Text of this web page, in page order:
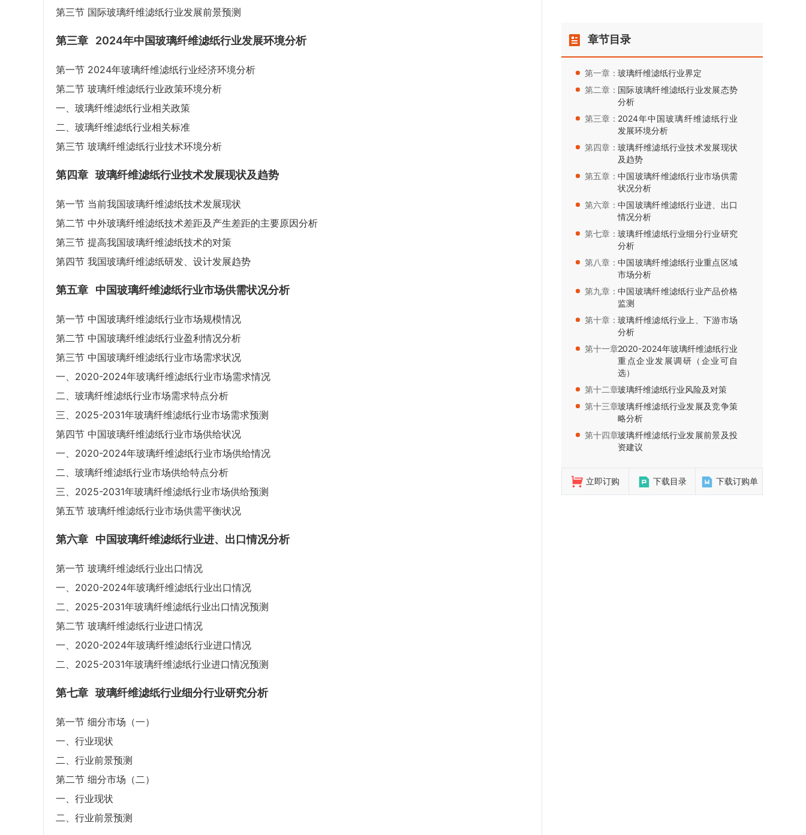
第三节 国际玻璃纤维滤纸行业发展前景预测
第三章 2024年中国玻璃纤维滤纸行业发展环境分析
第一节 2024年玻璃纤维滤纸行业经济环境分析
第二节 玻璃纤维滤纸行业政策环境分析
一、玻璃纤维滤纸行业相关政策
二、玻璃纤维滤纸行业相关标准
第三节 玻璃纤维滤纸行业技术环境分析
第四章 玻璃纤维滤纸行业技术发展现状及趋势
第一节 当前我国玻璃纤维滤纸技术发展现状
第二节 中外玻璃纤维滤纸技术差距及产生差距的主要原因分析
第三节 提高我国玻璃纤维滤纸技术的对策
第四节 我国玻璃纤维滤纸研发、设计发展趋势
第五章 中国玻璃纤维滤纸行业市场供需状况分析
第一节 中国玻璃纤维滤纸行业市场规模情况
第二节 中国玻璃纤维滤纸行业盈利情况分析
第三节 中国玻璃纤维滤纸行业市场需求状况
一、2020-2024年玻璃纤维滤纸行业市场需求情况
二、玻璃纤维滤纸行业市场需求特点分析
三、2025-2031年玻璃纤维滤纸行业市场需求预测
第四节 中国玻璃纤维滤纸行业市场供给状况
一、2020-2024年玻璃纤维滤纸行业市场供给情况
二、玻璃纤维滤纸行业市场供给特点分析
三、2025-2031年玻璃纤维滤纸行业市场供给预测
第五节 玻璃纤维滤纸行业市场供需平衡状况
第六章 中国玻璃纤维滤纸行业进、出口情况分析
第一节 玻璃纤维滤纸行业出口情况
一、2020-2024年玻璃纤维滤纸行业出口情况
二、2025-2031年玻璃纤维滤纸行业出口情况预测
第二节 玻璃纤维滤纸行业进口情况
一、2020-2024年玻璃纤维滤纸行业进口情况
二、2025-2031年玻璃纤维滤纸行业进口情况预测
第七章 玻璃纤维滤纸行业细分行业研究分析
第一节 细分市场（一）
一、行业现状
二、行业前景预测
第二节 细分市场（二）
一、行业现状
二、行业前景预测
章节目录
第一章：玻璃纤维滤纸行业界定
第二章： 国际玻璃纤维滤纸行业发展态势
分析
第三章： 2024年中国玻璃纤维滤纸行业
发展环境分析
第四章：玻璃纤维滤纸行业技术发展现状
及趋势
第五章：中国玻璃纤维滤纸行业市场供需
状况分析
第六章：中国玻璃纤维滤纸行业进、出口
情况分析
第七章：玻璃纤维滤纸行业细分行业研究
分析
第八章：中国玻璃纤维滤纸行业重点区域
市场分析
第九章：中国玻璃纤维滤纸行业产品价格
监测
第十章：玻璃纤维滤纸行业上、下游市场
分析
第十一章：2020-2024年玻璃纤维滤纸行业
重点企业发展调研（企业可自
选）
第十二章：玻璃纤维滤纸行业风险及对策
第十三章：玻璃纤维滤纸行业发展及竞争策
略分析
第十四章：玻璃纤维滤纸行业发展前景及投
资建议
立即订购 下载目录 下载订购单